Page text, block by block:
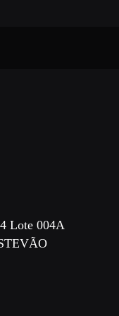
Lote 004A